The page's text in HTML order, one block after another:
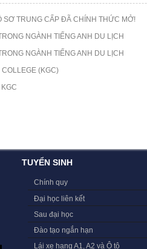
SƠ TRUNG CẤP ĐÃ CHÍNH THỨC MỞ!
NGÀNH TIẾNG ANH DU LỊCH
NGÀNH TIẾNG ANH DU LỊCH
COLLEGE (KGC)
TUYỂN SINH
Chính quy
Đại học liên kết
Sau đại học
Đào tạo ngắn hạn
Lái xe hạng A1, A2 và Ô tô